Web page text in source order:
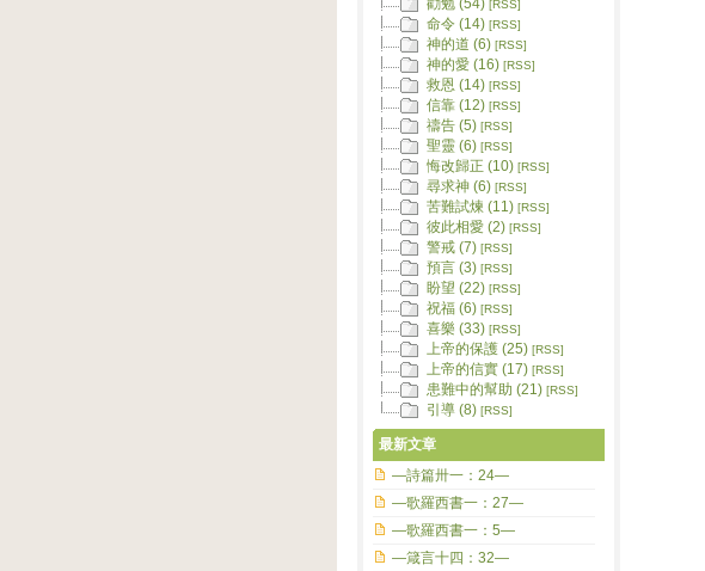
勸勉 (54) [RSS]
命令 (14) [RSS]
神的道 (6) [RSS]
神的愛 (16) [RSS]
救恩 (14) [RSS]
信靠 (12) [RSS]
禱告 (5) [RSS]
聖靈 (6) [RSS]
悔改歸正 (10) [RSS]
尋求神 (6) [RSS]
苦難試煉 (11) [RSS]
彼此相愛 (2) [RSS]
警戒 (7) [RSS]
預言 (3) [RSS]
盼望 (22) [RSS]
祝福 (6) [RSS]
喜樂 (33) [RSS]
上帝的保護 (25) [RSS]
上帝的信實 (17) [RSS]
患難中的幫助 (21) [RSS]
引導 (8) [RSS]
最新文章
—詩篇卅一：24—
—歌羅西書一：27—
—歌羅西書一：5—
—箴言十四：32—